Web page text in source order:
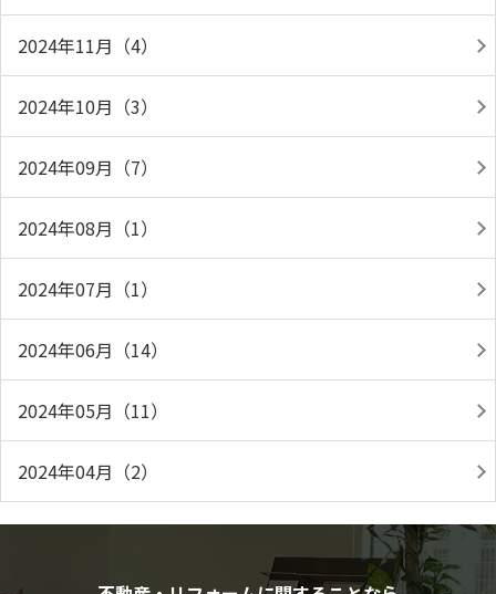
2024年11月（4）
2024年10月（3）
2024年09月（7）
2024年08月（1）
2024年07月（1）
2024年06月（14）
2024年05月（11）
2024年04月（2）